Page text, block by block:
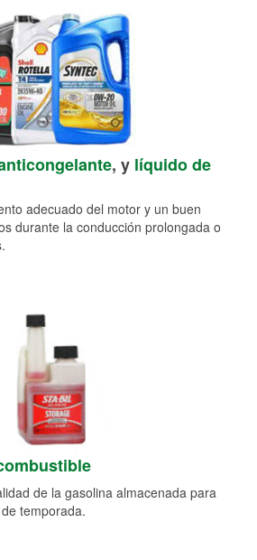
, y líquido de
adecuado del motor y un buen
durante la conducción prolongada o
de la gasolina almacenada para
temporada.